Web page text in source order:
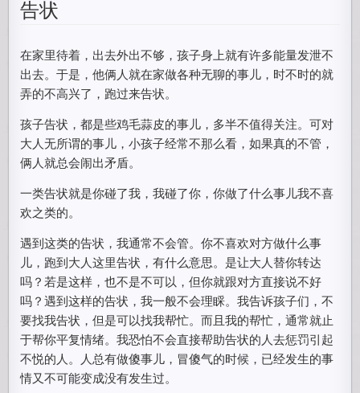
告状
在家里待着，出去外出不够，孩子身上就有许多能量发泄不
出去。于是，他俩人就在家做各种无聊的事儿，时不时的就
弄的不高兴了，跑过来告状。
孩子告状，都是些鸡毛蒜皮的事儿，多半不值得关注。可对
大人无所谓的事儿，小孩子经常不那么看，如果真的不管，
俩人就总会闹出矛盾。
一类告状就是你碰了我，我碰了你，你做了什么事儿我不喜
欢之类的。
遇到这类的告状，我通常不会管。你不喜欢对方做什么事
儿，跑到大人这里告状，有什么意思。是让大人替你转达
吗？若是这样，也不是不可以，但你就跟对方直接说不好
吗？遇到这样的告状，我一般不会理睬。我告诉孩子们，不
要找我告状，但是可以找我帮忙。而且我的帮忙，通常就止
于帮你平复情绪。我恐怕不会直接帮助告状的人去惩罚引起
不悦的人。人总有做傻事儿，冒傻气的时候，已经发生的事
情又不可能变成没有发生过。